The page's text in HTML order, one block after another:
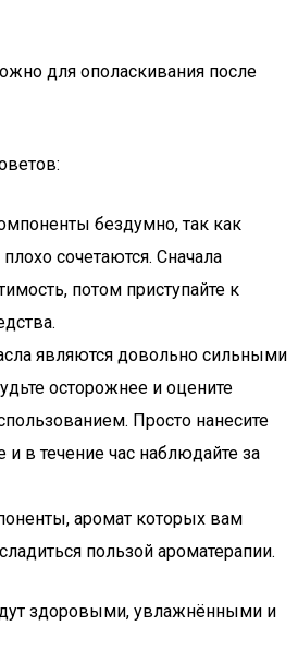
для ополаскивания после
бездумно, так как
сочетаются. Сначала
потом приступайте к
являются довольно сильными
осторожнее и оцените
Просто нанесите
и в течение час наблюдайте за
аромат которых вам
пользой ароматерапии.
здоровыми, увлажнёнными и